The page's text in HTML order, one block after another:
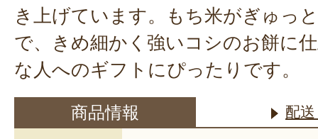
き上げています。もち米がぎゅっ
で、きめ細かく強いコシのお餅に
な人へのギフトにぴったりです。
商品情報 配